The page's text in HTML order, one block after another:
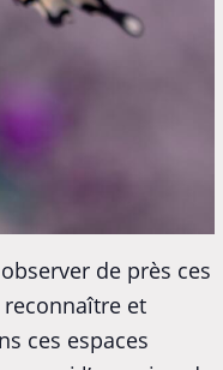
de près ces
et
ces espaces